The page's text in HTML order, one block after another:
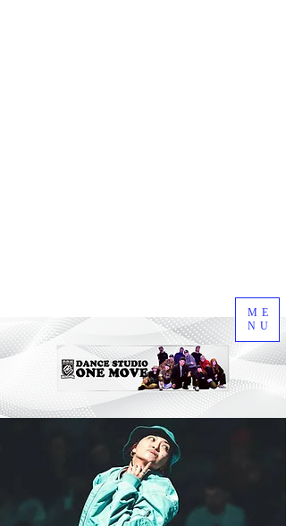
ME
NU